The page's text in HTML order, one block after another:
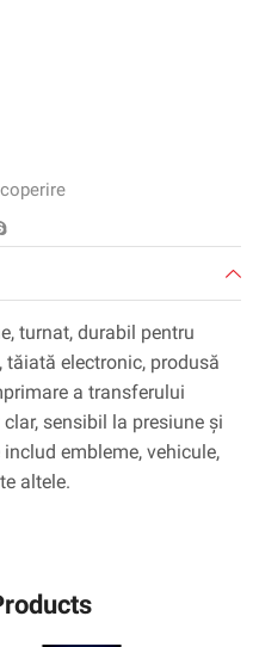
turnat, durabil pentru
electronic, produsă
a transferului
sensibil la presiune și
embleme, vehicule,
altele.